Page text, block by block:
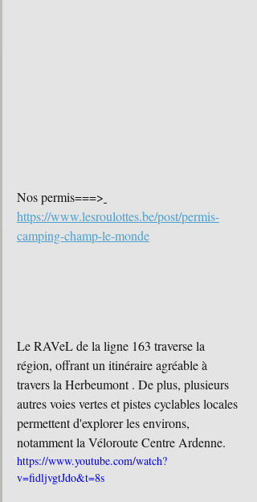
Nos permis===>
https://www.lesroulottes.be/post/permis-
camping-champ-le-monde
Le RAVeL de la ligne 163 traverse la
région, offrant un itinéraire agréable à
travers la Herbeumont . De plus, plusieurs
autres voies vertes et pistes cyclables locales
permettent d'explorer les environs,
notamment la Véloroute Centre Ardenne.
https://www.youtube.com/watch?
v=fidljvgtJdo&t=8s